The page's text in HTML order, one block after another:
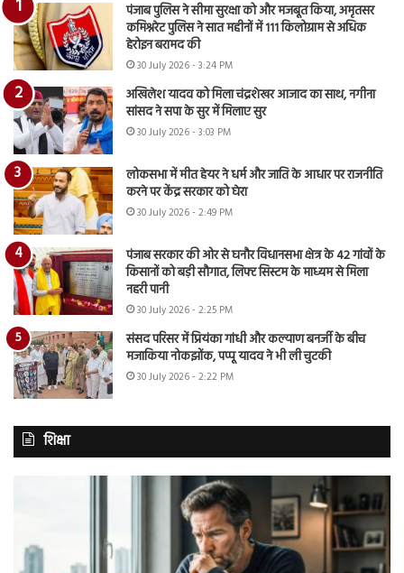
पंजाब पुलिस ने सीमा सुरक्षा को और मजबूत किया, अमृतसर
कमिश्नरेट पुलिस ने सात महीनों में 111 किलोग्राम से अधिक
हेरोइन बरामद की
30 July 2026 - 3:24 PM
अखिलेश यादव को मिला चंद्रशेखर आजाद का साथ, नगीना
सांसद ने सपा के सुर में मिलाए सुर
30 July 2026 - 3:03 PM
लोकसभा में मीत हेयर ने धर्म और जाति के आधार पर राजनीति
करने पर केंद्र सरकार को घेरा
30 July 2026 - 2:49 PM
पंजाब सरकार की ओर से घनौर विधानसभा क्षेत्र के 42 गांवों के
किसानों को बड़ी सौगात, लिफ्ट सिस्टम के माध्यम से मिला
नहरी पानी
30 July 2026 - 2:25 PM
संसद परिसर में प्रियंका गांधी और कल्याण बनर्जी के बीच
मजाकिया नोकझोंक, पप्पू यादव ने भी ली चुटकी
30 July 2026 - 2:22 PM
शिक्षा